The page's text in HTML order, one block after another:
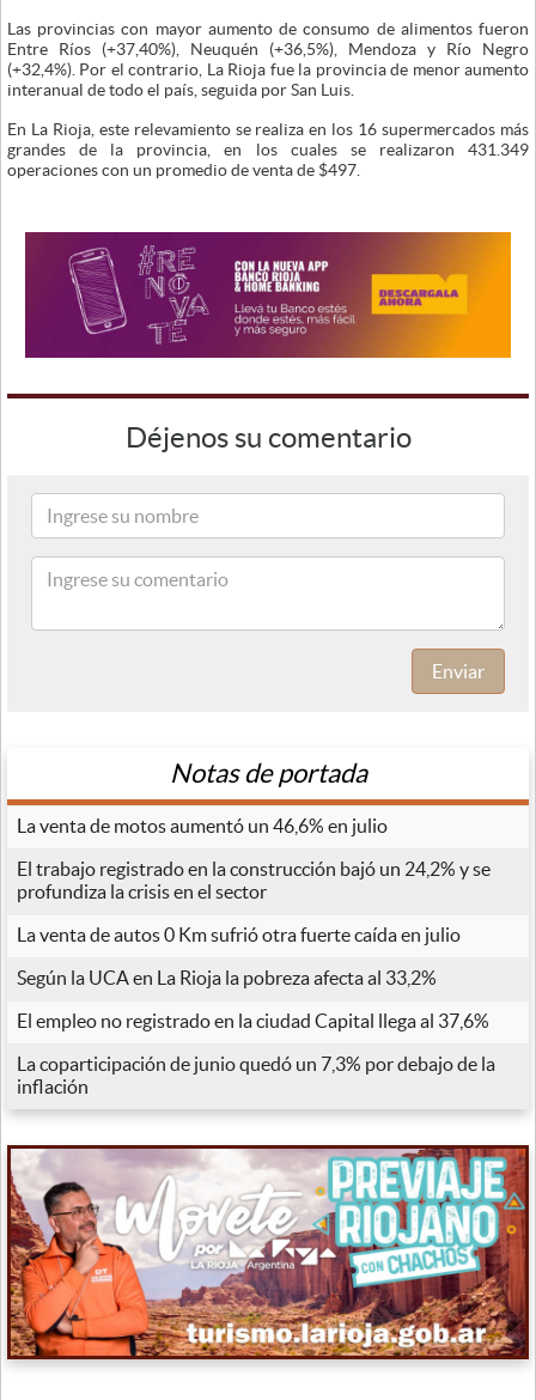
Las provincias con mayor aumento de consumo de alimentos fueron
Entre Ríos (+37,40%), Neuquén (+36,5%), Mendoza y Río Negro
(+32,4%). Por el contrario, La Rioja fue la provincia de menor aumento
interanual de todo el país, seguida por San Luis.
En La Rioja, este relevamiento se realiza en los 16 supermercados más
grandes de la provincia, en los cuales se realizaron 431.349
operaciones con un promedio de venta de $497.
Déjenos su comentario
Enviar
Notas de portada
La venta de motos aumentó un 46,6% en julio
El trabajo registrado en la construcción bajó un 24,2% y se
profundiza la crisis en el sector
La venta de autos 0 Km sufrió otra fuerte caída en julio
Según la UCA en La Rioja la pobreza afecta al 33,2%
El empleo no registrado en la ciudad Capital llega al 37,6%
La coparticipación de junio quedó un 7,3% por debajo de la
inflación